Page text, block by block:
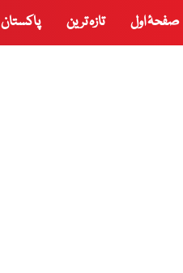
صفحۂ اول تازہ ترین پاکستان